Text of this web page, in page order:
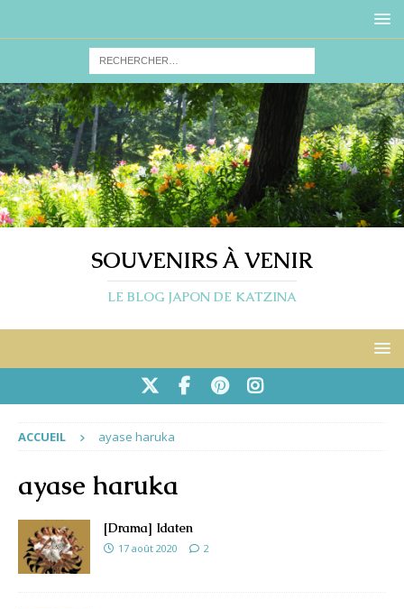
SOUVENIRS À VENIR
LE BLOG JAPON DE KATZINA
ACCUEIL ayase haruka
ayase haruka
[Drama] Idaten
17 août 2020 2